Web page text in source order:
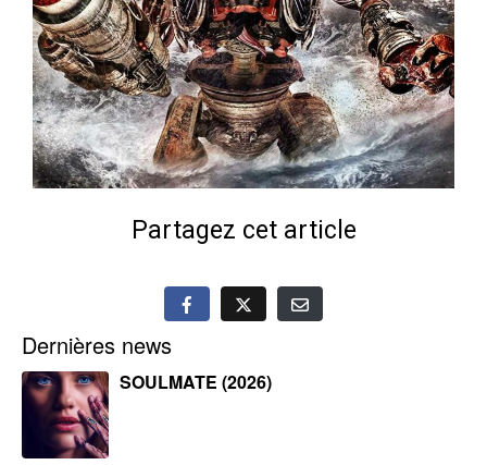
Partagez cet article
Dernières news
SOULMATE (2026)